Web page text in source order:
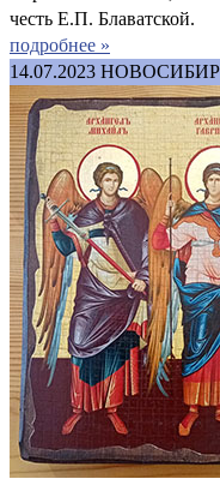
честь Е.П. Блаватской.
подробнее »
14.07.2023